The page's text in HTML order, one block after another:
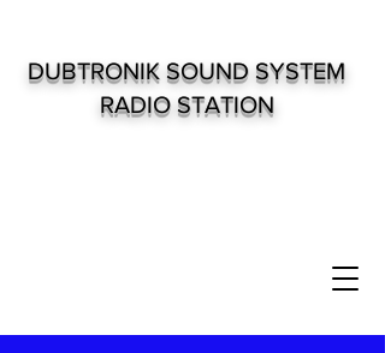
DUBTRONIK SOUND SYSTEM
RADIO STATION